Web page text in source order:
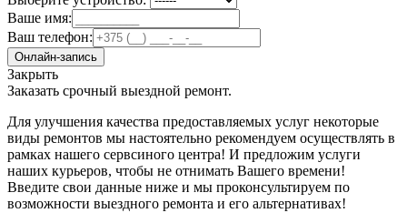
Ваше имя:
Ваш телефон:
Онлайн-запись
Закрыть
Заказать срочный выездной ремонт.
Для улучшения качества предоставляемых услуг некоторые
виды ремонтов мы настоятельно рекомендуем осуществлять в
рамках нашего сервсиного центра! И предложим услуги
наших курьеров, чтобы не отнимать Вашего времени!
Введите свои данные ниже и мы проконсультируем по
возможности выездного ремонта и его альтернативах!